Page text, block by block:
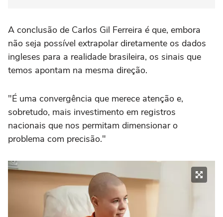
A conclusão de Carlos Gil Ferreira é que, embora
não seja possível extrapolar diretamente os dados
ingleses para a realidade brasileira, os sinais que
temos apontam na mesma direção.
"É uma convergência que merece atenção e,
sobretudo, mais investimento em registros
nacionais que nos permitam dimensionar o
problema com precisão."